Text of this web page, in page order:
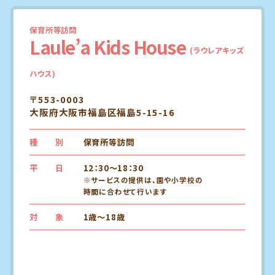
保育所等訪問
Laule’a Kids House (ラウレアキッズ
ハウス)
〒553-0003
大阪府大阪市福島区福島5-15-16
種 別 保育所等訪問
平 日 12：30～18：30
※サービスの提供は、園や小学校の
時間に合わせて行います
対 象 1歳～18歳